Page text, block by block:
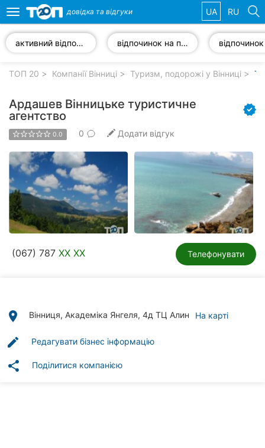
компанії
Популярні
рубрики:
Стоматології
Ветеринарні
клініки
Приватні
Всі
Toggle
navigation
довідка та відгуки UA RU
активний відпочинок відпочинок на природі
ТОП 20 Компанії Вінниці Туризм, подорожі у Вінниці
Ардашев Вінницьке туристичне
агентство
0.0 0 Додати відгук
(067) 787 XX XX Телефонувати
place Вінниця, Академіка Янгеля, 4д ТЦ Алин На карті
edit Редагувати бізнес інформацію
share Поділитися компанією